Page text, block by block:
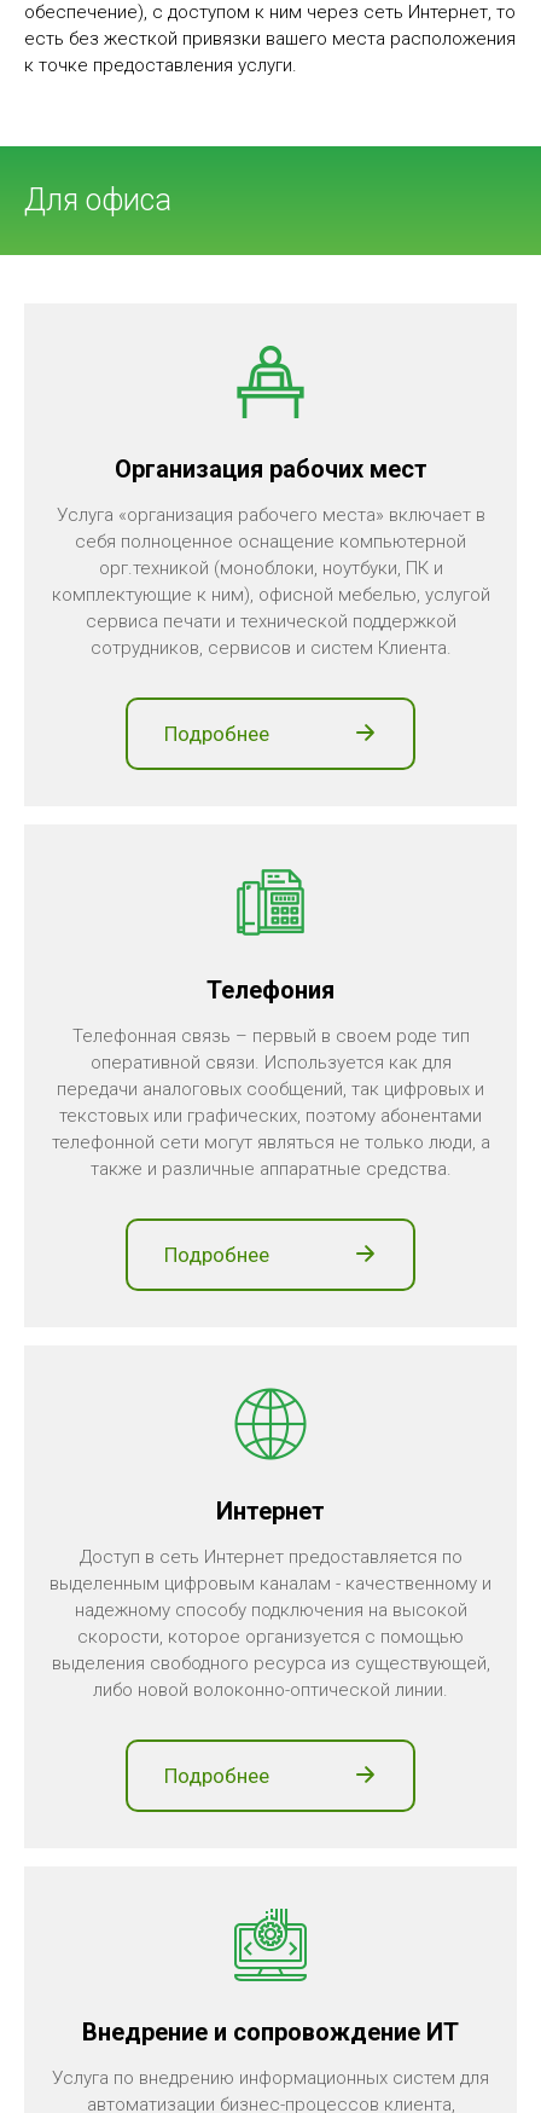
обеспечение), с доступом к ним через сеть Интернет, то
есть без жесткой привязки вашего места расположения
к точке предоставления услуги.
Для офиса
Организация рабочих мест
Услуга «организация рабочего места» включает в
себя полноценное оснащение компьютерной
орг.техникой (моноблоки, ноутбуки, ПК и
комплектующие к ним), офисной мебелью, услугой
сервиса печати и технической поддержкой
сотрудников, сервисов и систем Клиента.
Подробнее
Телефония
Телефонная связь – первый в своем роде тип
оперативной связи. Используется как для
передачи аналоговых сообщений, так цифровых и
текстовых или графических, поэтому абонентами
телефонной сети могут являться не только люди, а
также и различные аппаратные средства.
Подробнее
Интернет
Доступ в сеть Интернет предоставляется по
выделенным цифровым каналам - качественному и
надежному способу подключения на высокой
скорости, которое организуется с помощью
выделения свободного ресурса из существующей,
либо новой волоконно-оптической линии.
Подробнее
Внедрение и сопровождение ИТ
Услуга по внедрению информационных систем для
автоматизации бизнес-процессов клиента,